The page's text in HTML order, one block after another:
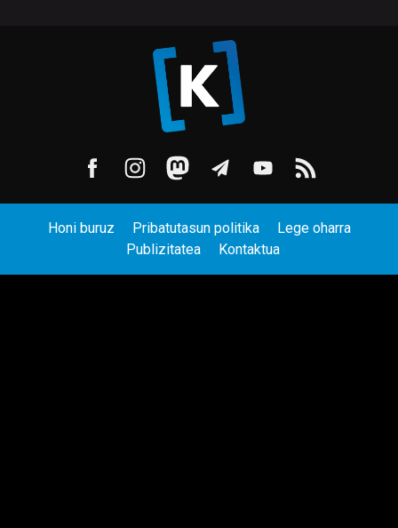
Honi buruz Pribatutasun politika
Lege oharra
Publizitatea
Kontaktua